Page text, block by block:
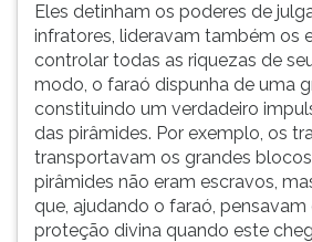
para
ouvir
essa
instrução
novamente.
Eles detinham os poderes de
infratores, lideravam também os
controlar todas as riquezas de
modo, o faraó dispunha de uma
constituindo um verdadeiro
das pirâmides. Por exemplo, os
transportavam os grandes
pirâmides não eram escravos,
que, ajudando o faraó,
proteção divina quando este